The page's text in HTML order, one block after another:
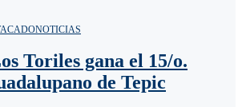
NOTICIAS
Toriles gana el 15/o.
de Tepic